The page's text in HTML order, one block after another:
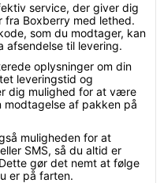
service, der giver dig
fra Boxberry med lethed.
som du modtager, kan
afsendelse til levering.
oplysninger om din
leveringstid og
dig mulighed for at være
af pakken på
muligheden for at
SMS, så du altid er
gør det nemt at følge
er på farten.